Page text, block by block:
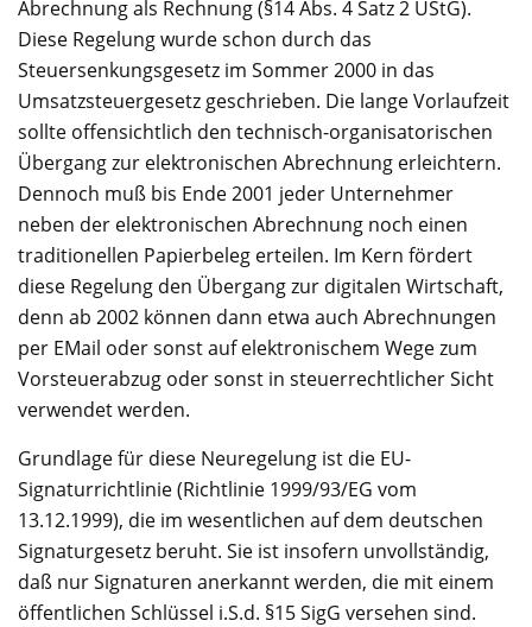
Abrechnung als Rechnung (§14 Abs. 4 Satz 2 UStG).
Diese Regelung wurde schon durch das
Steuersenkungsgesetz im Sommer 2000 in das
Umsatzsteuergesetz geschrieben. Die lange Vorlaufzeit
sollte offensichtlich den technisch-organisatorischen
Übergang zur elektronischen Abrechnung erleichtern.
Dennoch muß bis Ende 2001 jeder Unternehmer
neben der elektronischen Abrechnung noch einen
traditionellen Papierbeleg erteilen. Im Kern fördert
diese Regelung den Übergang zur digitalen Wirtschaft,
denn ab 2002 können dann etwa auch Abrechnungen
per EMail oder sonst auf elektronischem Wege zum
Vorsteuerabzug oder sonst in steuerrechtlicher Sicht
verwendet werden.
Grundlage für diese Neuregelung ist die EU-
Signaturrichtlinie (Richtlinie 1999/93/EG vom
13.12.1999), die im wesentlichen auf dem deutschen
Signaturgesetz beruht. Sie ist insofern unvollständig,
daß nur Signaturen anerkannt werden, die mit einem
öffentlichen Schlüssel i.S.d. §15 SigG versehen sind.